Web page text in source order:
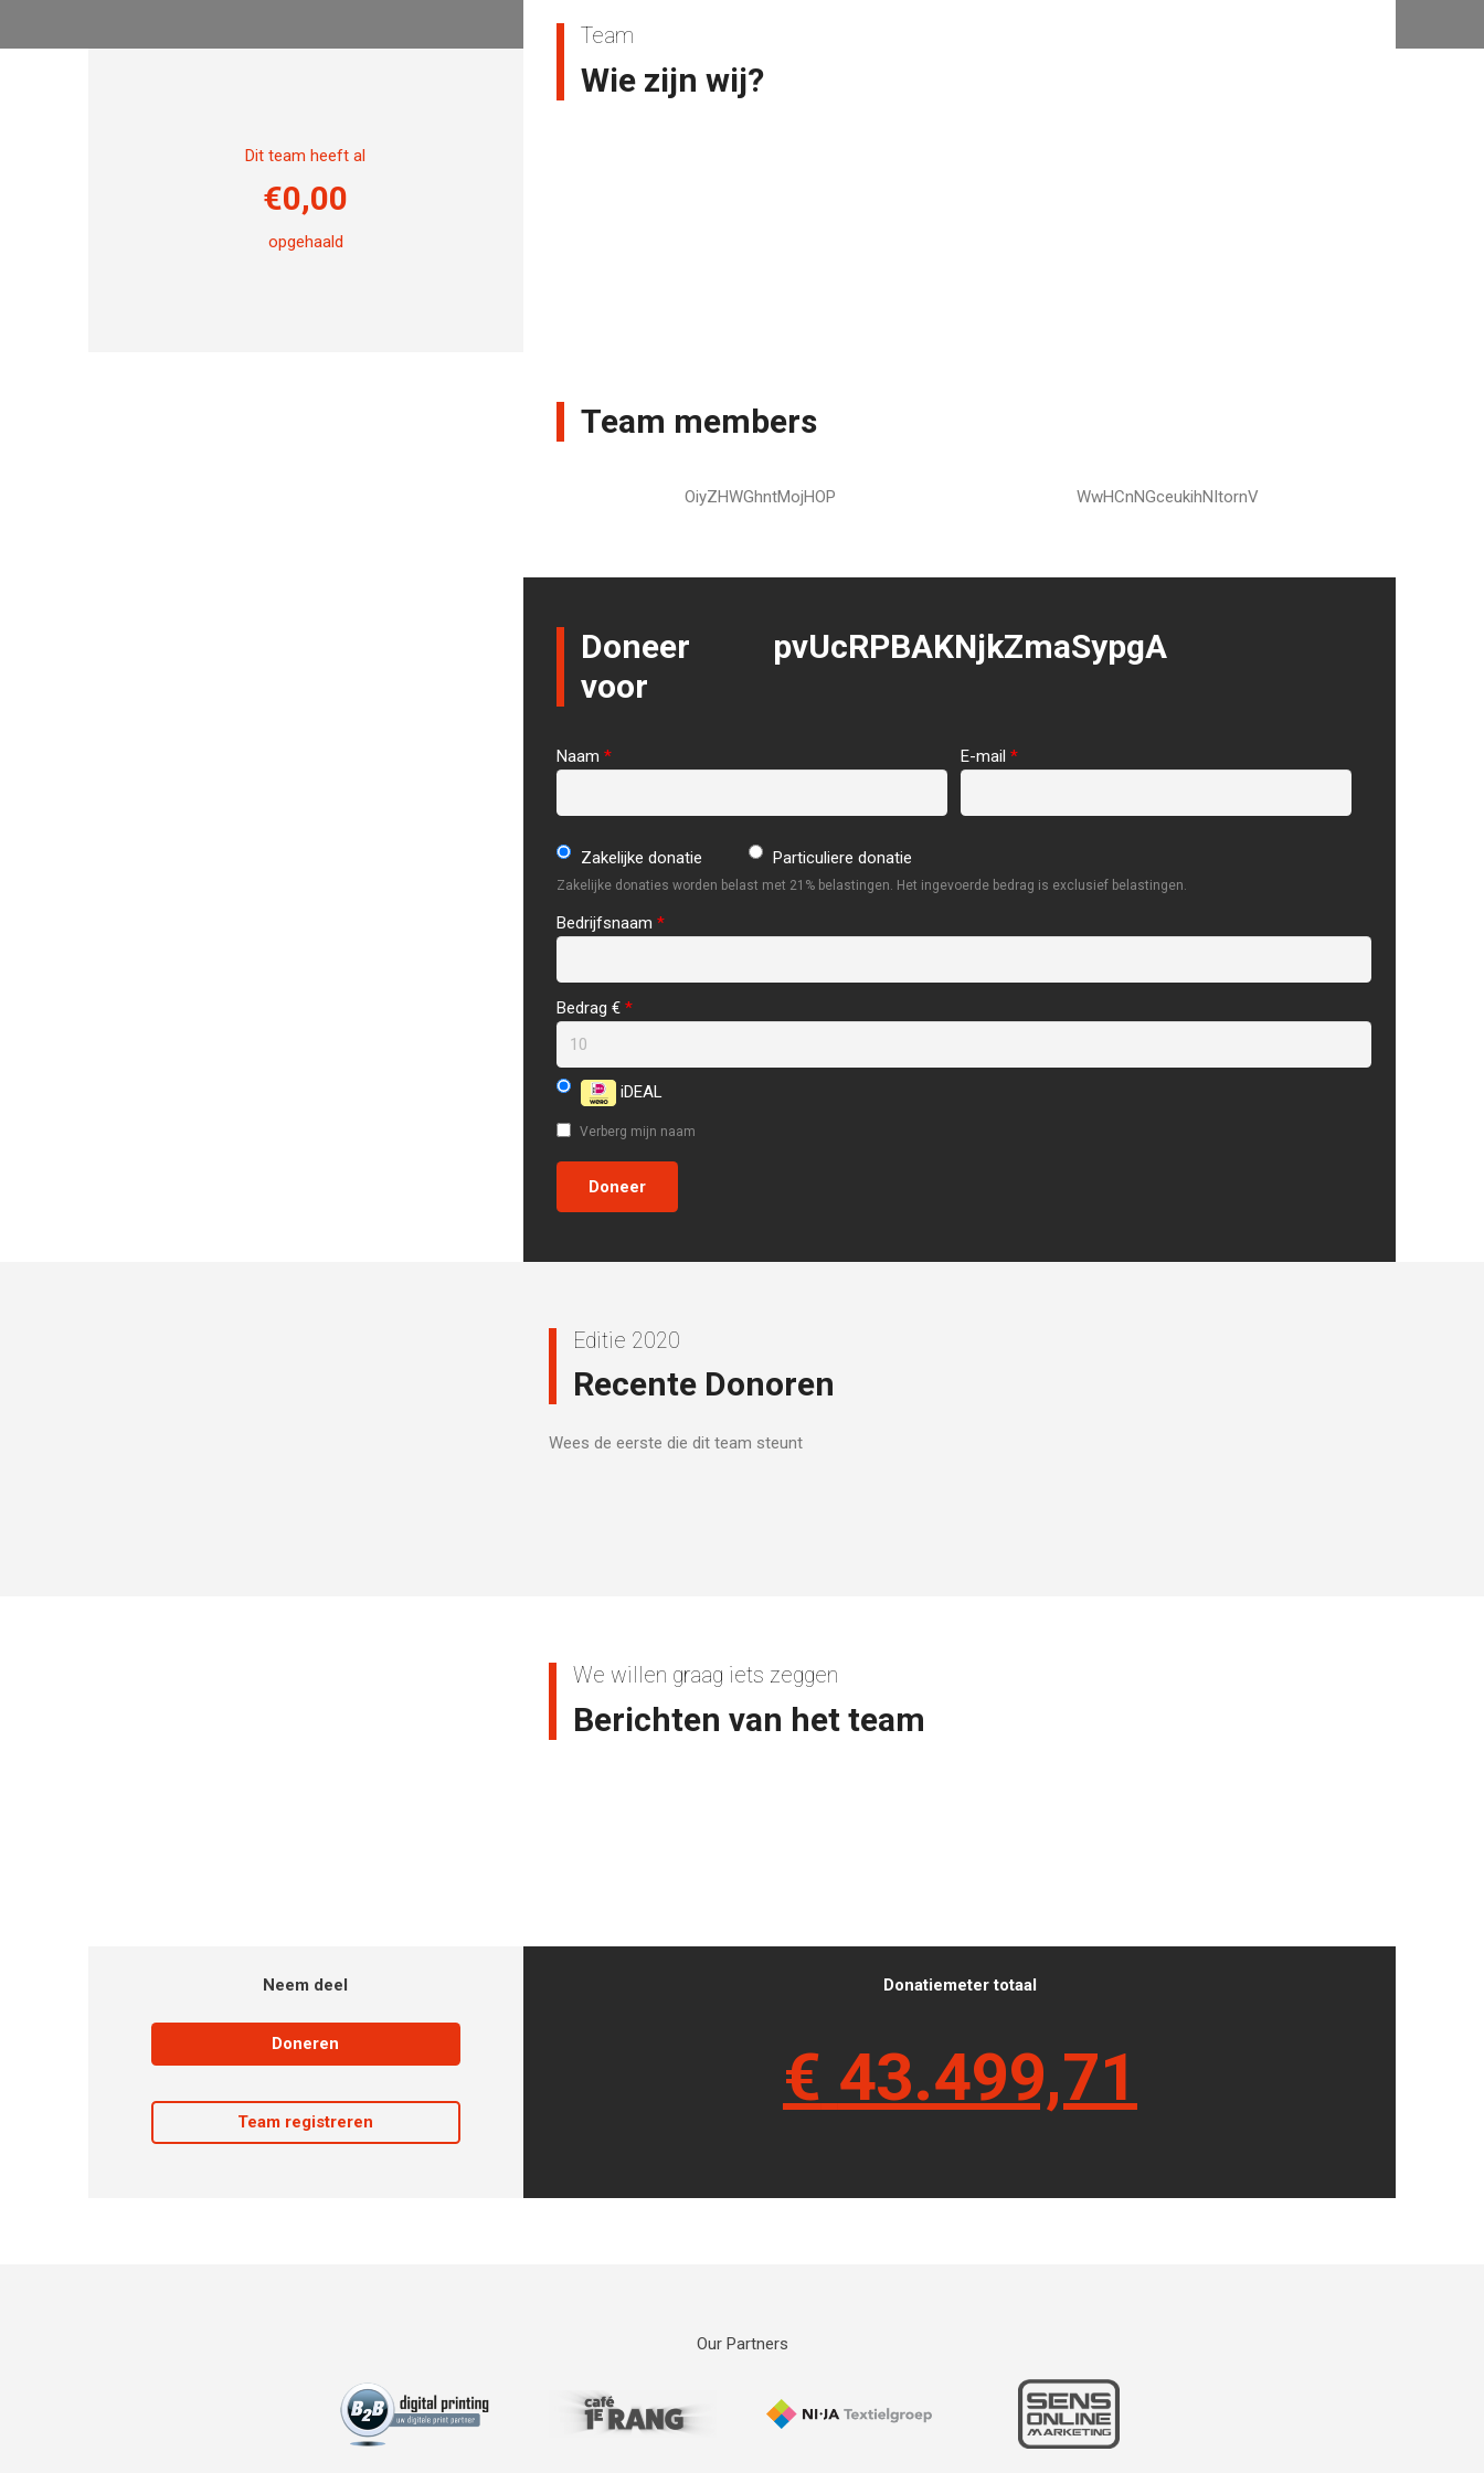
Dit team heeft al
€0,00
opgehaald
Team
Wie zijn wij?
Team members
OiyZHWGhntMojHOP WwHCnNGceukihNItornV
Doneer
voor
pvUcRPBAKNjkZmaSypgA
Naam* E-mail *
Zakelijke donatie Particuliere donatie
Zakelijke donaties worden belast met 21% belastingen. Het ingevoerde bedrag is exclusief belastingen.
Bedrijfsnaam*
Bedrag €*
iDEAL
Verberg mijn naam
Editie 2020
Recente Donoren
Wees de eerste die dit team steunt
We willen graag iets zeggen
Berichten van het team
Neem deel
Doneren
Team registreren
Donatiemeter totaal
€ 43.499,71
Our Partners